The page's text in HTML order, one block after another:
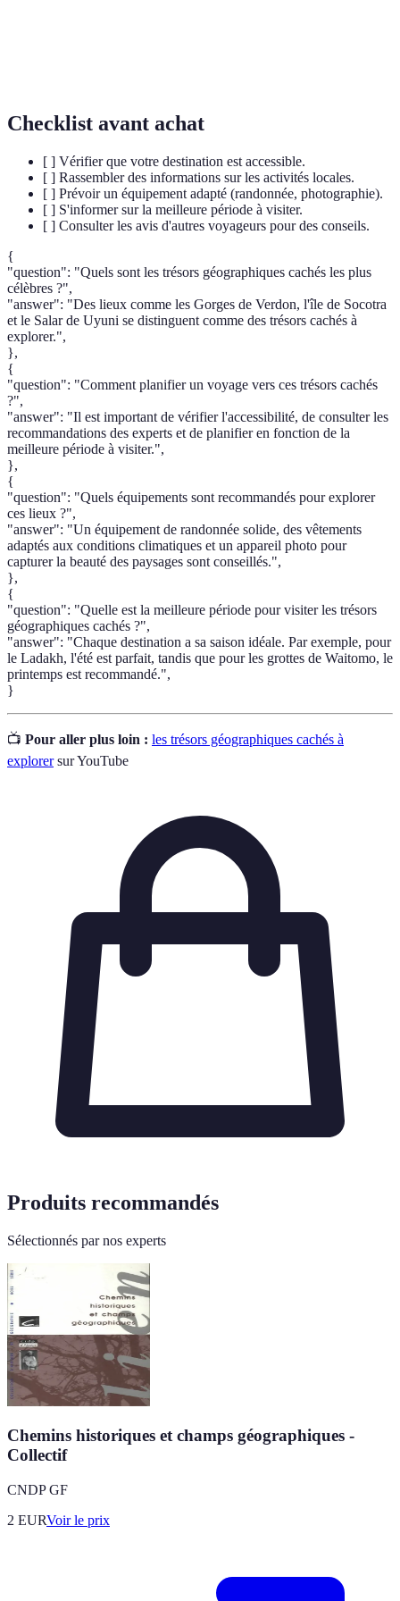
Checklist avant achat
[ ] Vérifier que votre destination est accessible.
[ ] Rassembler des informations sur les activités locales.
[ ] Prévoir un équipement adapté (randonnée, photographie).
[ ] S'informer sur la meilleure période à visiter.
[ ] Consulter les avis d'autres voyageurs pour des conseils.
{
"question": "Quels sont les trésors géographiques cachés les plus
célèbres ?",
"answer": "Des lieux comme les Gorges de Verdon, l'île de Socotra
et le Salar de Uyuni se distinguent comme des trésors cachés à
explorer.",
},
{
"question": "Comment planifier un voyage vers ces trésors cachés
?",
"answer": "Il est important de vérifier l'accessibilité, de consulter les
recommandations des experts et de planifier en fonction de la
meilleure période à visiter.",
},
{
"question": "Quels équipements sont recommandés pour explorer
ces lieux ?",
"answer": "Un équipement de randonnée solide, des vêtements
adaptés aux conditions climatiques et un appareil photo pour
capturer la beauté des paysages sont conseillés.",
},
{
"question": "Quelle est la meilleure période pour visiter les trésors
géographiques cachés ?",
"answer": "Chaque destination a sa saison idéale. Par exemple, pour
le Ladakh, l'été est parfait, tandis que pour les grottes de Waitomo, le
printemps est recommandé.",
}
📺 Pour aller plus loin : les trésors géographiques cachés à
explorersur YouTube
Produits recommandés
Sélectionnés par nos experts
Chemins historiques et champs géographiques -
Collectif
CNDP GF
2 EURVoir le prix